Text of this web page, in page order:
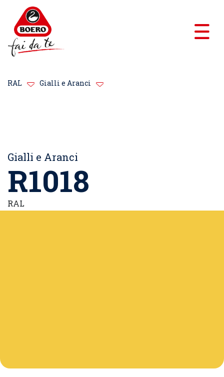
RAL Gialli e Aranci
Gialli e Aranci
R1018
RAL